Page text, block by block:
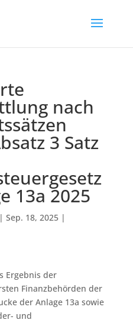
nach
3 Satz
13a 2025
Sep. 18, 2025|
Ergebnis der
Finanzbehörden der
der Anlage 13a sowie
und